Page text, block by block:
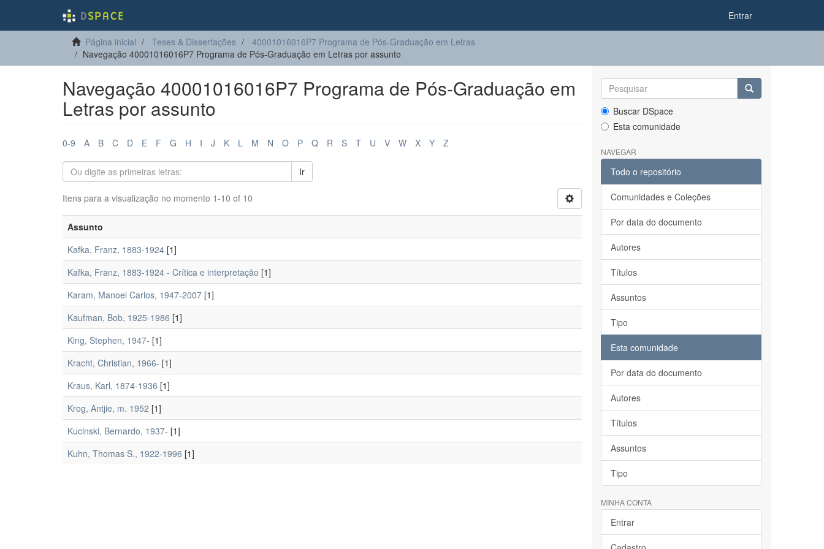
Entrar
Página inicial Teses & Dissertações
40001016016P7 Programa de Pós-Graduação em Letras
Navegação 40001016016P7 Programa de Pós-Graduação em Letras por assunto
Navegação 40001016016P7 Programa de Pós-Graduação em
Letras por assunto
0-9 A B C D E F G H I J K L M N O P Q R S T U V W X Y Z
Ir
Itens para a visualização no momento 1-10 of 10
Assunto
Kafka, Franz, 1883-1924 [1]
Kafka, Franz, 1883-1924 - Crítica e interpretação [1]
Karam, Manoel Carlos, 1947-2007 [1]
Kaufman, Bob, 1925-1986 [1]
King, Stephen, 1947- [1]
Kracht, Christian, 1966- [1]
Kraus, Karl, 1874-1936 [1]
Krog, Antjie, m. 1952 [1]
Kucinski, Bernardo, 1937- [1]
Kuhn, Thomas S., 1922-1996 [1]
Buscar DSpace
Esta comunidade
NAVEGAR
Todo o repositório
Comunidades e Coleções
Por data do documento
Autores
Títulos
Assuntos
Tipo
Esta comunidade
Por data do documento
Autores
Títulos
Assuntos
Tipo
MINHA CONTA
Entrar